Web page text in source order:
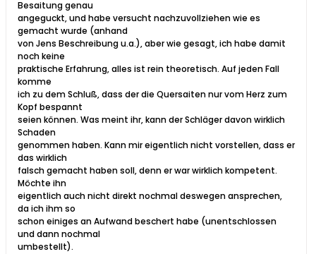
Besaitung genau
angeguckt, und habe versucht nachzuvollziehen wie es
gemacht wurde (anhand
von Jens Beschreibung u.a.), aber wie gesagt, ich habe damit
noch keine
praktische Erfahrung, alles ist rein theoretisch. Auf jeden Fall
komme
ich zu dem Schluß, dass der die Quersaiten nur vom Herz zum
Kopf bespannt
seien können. Was meint ihr, kann der Schläger davon wirklich
Schaden
genommen haben. Kann mir eigentlich nicht vorstellen, dass er
das wirklich
falsch gemacht haben soll, denn er war wirklich kompetent.
Möchte ihn
eigentlich auch nicht direkt nochmal deswegen ansprechen,
da ich ihm so
schon einiges an Aufwand beschert habe (unentschlossen
und dann nochmal
umbestellt).